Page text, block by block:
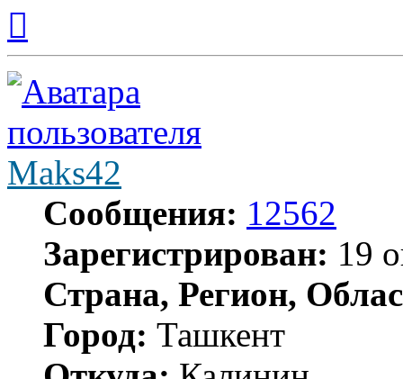
началу
Maks42
Сообщения: 12562
Зарегистрирован: 19
Страна, Регион,
Город: Ташкент